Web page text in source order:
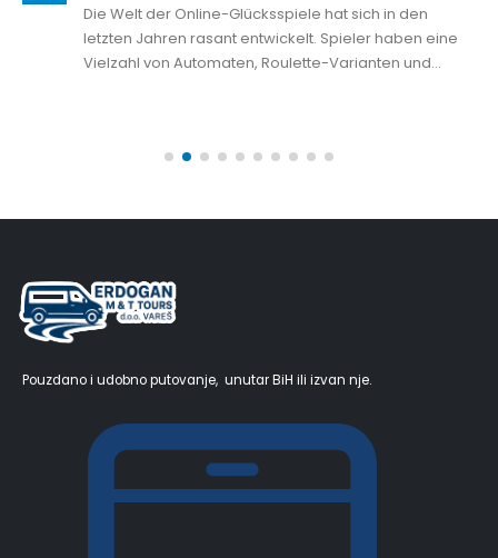
Die Welt der Online-Glücksspiele hat sich in den
letzten Jahren rasant entwickelt. Spieler haben eine
Vielzahl von Automaten, Roulette-Varianten und...
Pouzdano i udobno putovanje, unutar BiH ili izvan nje.